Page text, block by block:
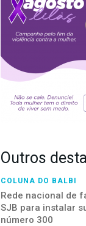
Outros
COLUNA DO BALBI
Rede nacional de
SJB para instalar
número 300